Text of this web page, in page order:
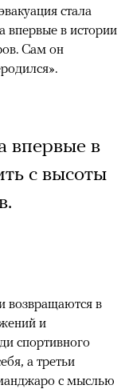
стала
впервые в истории
Сам он
впервые в
с высоты
возвращаются в
и
спортивного
а третьи
с мыслью